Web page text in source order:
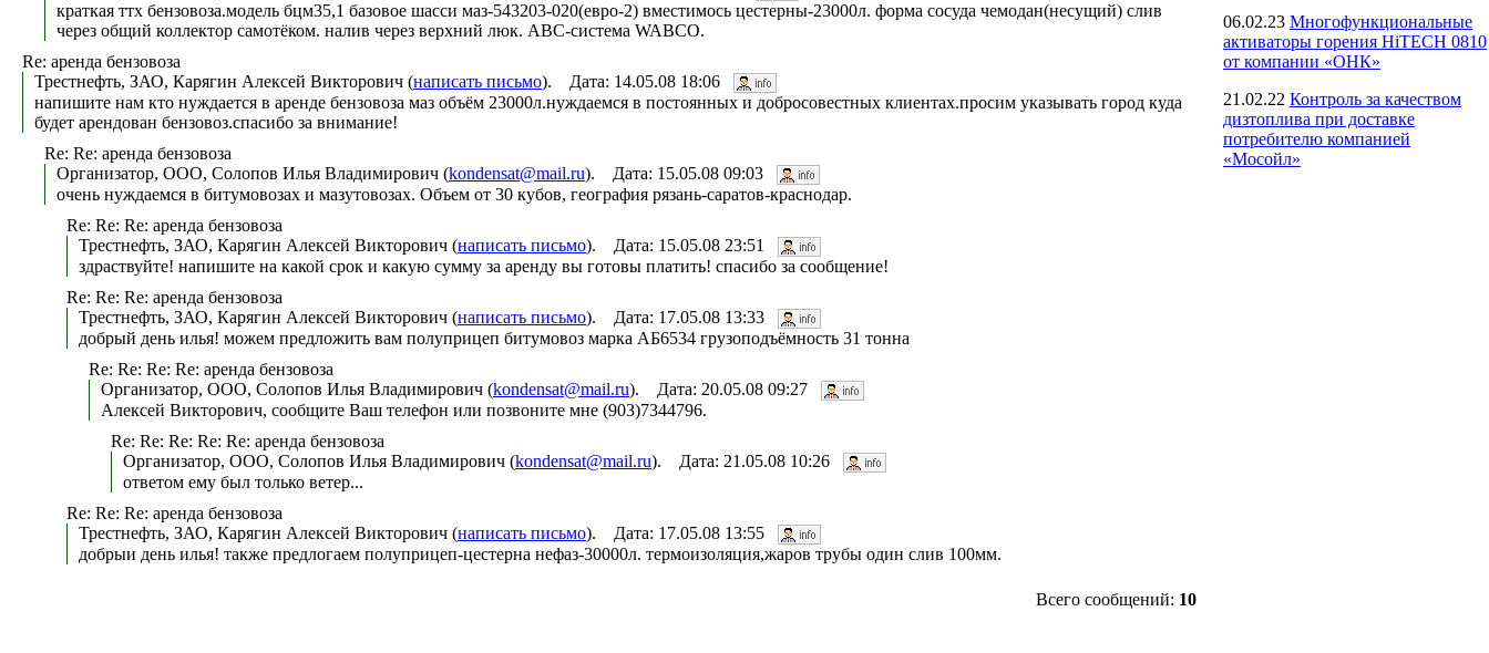
краткая ттх бензовоза.модель бцм35,1 базовое шасси маз-543203-020(евро-2) вместимось цестерны-23000л. форма сосуда чемодан(несущий) слив
через общий коллектор самотёком. налив через верхний люк. АВС-система WABCO.
Re: аренда бензовоза
Трестнефть, ЗАО, Карягин Алексей Викторович (написать письмо). Дата: 14.05.08 18:06
напишите нам кто нуждается в аренде бензовоза маз объём 23000л.нуждаемся в постоянных и добросовестных клиентах.просим указывать город куда
будет арендован бензовоз.спасибо за внимание!
Re: Re: аренда бензовоза
Организатор, ООО, Солопов Илья Владимирович (kondensat@mail.ru). Дата: 15.05.08 09:03
очень нуждаемся в битумовозах и мазутовозах. Объем от 30 кубов, география рязань-саратов-краснодар.
Re: Re: Re: аренда бензовоза
Трестнефть, ЗАО, Карягин Алексей Викторович (написать письмо). Дата: 15.05.08 23:51
здраствуйте! напишите на какой срок и какую сумму за аренду вы готовы платить! спасибо за сообщение!
Re: Re: Re: аренда бензовоза
Трестнефть, ЗАО, Карягин Алексей Викторович (написать письмо). Дата: 17.05.08 13:33
добрый день илья! можем предложить вам полуприцеп битумовоз марка АБ6534 грузоподъёмность 31 тонна
Re: Re: Re: Re: аренда бензовоза
Организатор, ООО, Солопов Илья Владимирович (kondensat@mail.ru). Дата: 20.05.08 09:27
Алексей Викторович, сообщите Ваш телефон или позвоните мне (903)7344796.
Re: Re: Re: Re: Re: аренда бензовоза
Организатор, ООО, Солопов Илья Владимирович (kondensat@mail.ru). Дата: 21.05.08 10:26
ответом ему был только ветер...
Re: Re: Re: аренда бензовоза
Трестнефть, ЗАО, Карягин Алексей Викторович (написать письмо). Дата: 17.05.08 13:55
добрыи день илья! также предлогаем полуприцеп-цестерна нефаз-30000л. термоизоляция,жаров трубы один слив 100мм.
Всего сообщений: 10
06.02.23 Многофункциональные
активаторы горения HiTECH 0810
от компании «ОНК»
21.02.22 Контроль за качеством
дизтоплива при доставке
потребителю компанией
«Мосойл»